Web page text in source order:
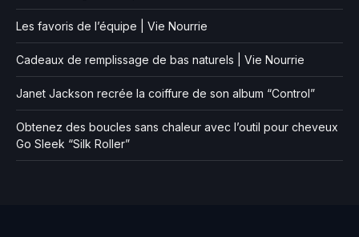
Les favoris de l’équipe | Vie Nourrie
Cadeaux de remplissage de bas naturels | Vie Nourrie
Janet Jackson recrée la coiffure de son album “Control”
Obtenez des boucles sans chaleur avec l’outil pour cheveux
Go Sleek “Silk Roller”